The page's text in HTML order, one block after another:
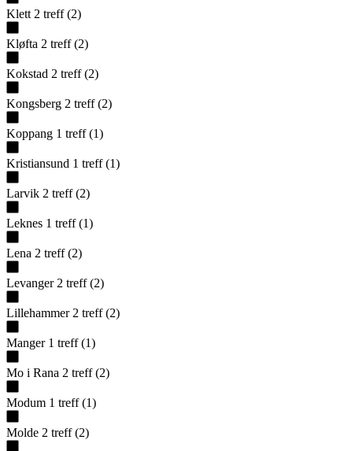
Klett 2 treff (2)
Kløfta 2 treff (2)
Kokstad 2 treff (2)
Kongsberg 2 treff (2)
Koppang 1 treff (1)
Kristiansund 1 treff (1)
Larvik 2 treff (2)
Leknes 1 treff (1)
Lena 2 treff (2)
Levanger 2 treff (2)
Lillehammer 2 treff (2)
Manger 1 treff (1)
Mo i Rana 2 treff (2)
Modum 1 treff (1)
Molde 2 treff (2)